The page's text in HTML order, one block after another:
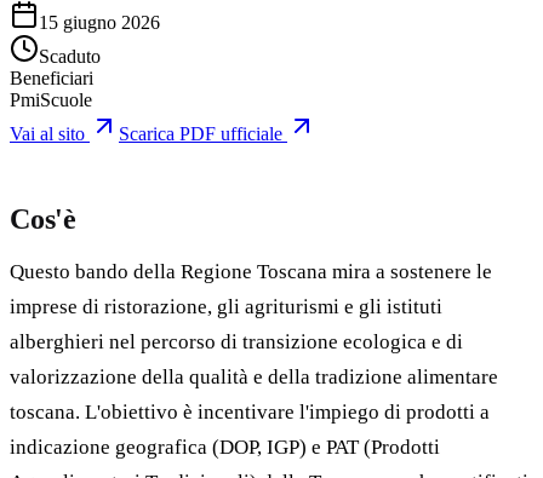
15 giugno 2026
Scaduto
Beneficiari
PmiScuole
Vai al sito
Scarica PDF ufficiale
Cos'è
Questo bando della Regione Toscana mira a sostenere le
imprese di ristorazione, gli agriturismi e gli istituti
alberghieri nel percorso di transizione ecologica e di
valorizzazione della qualità e della tradizione alimentare
toscana. L'obiettivo è incentivare l'impiego di prodotti a
indicazione geografica (DOP, IGP) e PAT (Prodotti